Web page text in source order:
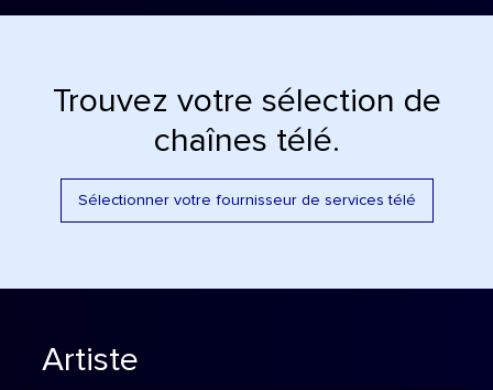
Trouvez votre sélection de
chaînes télé.
Sélectionner votre fournisseur de services télé
Artiste